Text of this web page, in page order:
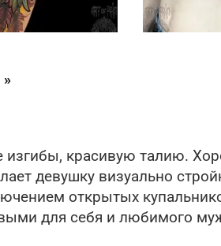
страница
Последняя страница
»
изгибы, красивую талию.
девушку визуально
открытых
для себя и любимого